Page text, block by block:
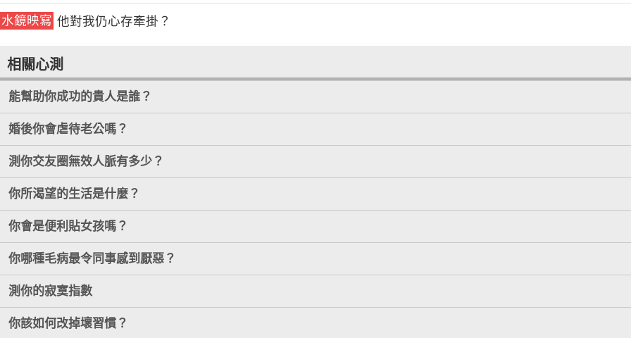
水鏡映寫 他對我仍心存牽掛？
相關心測
能幫助你成功的貴人是誰？
婚後你會虐待老公嗎？
測你交友圈無效人脈有多少？
你所渴望的生活是什麼？
你會是便利貼女孩嗎？
你哪種毛病最令同事感到厭惡？
測你的寂寞指數
你該如何改掉壞習慣？